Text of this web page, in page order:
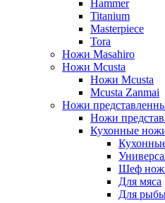
Hammer
Titanium
Masterpiece
Tora
Ножи Masahiro
Ножи Mcusta
Ножи Mcusta
Mcusta Zanmai
Ножи
Ножи
Кухонные
Шеф
Для мяса
Для